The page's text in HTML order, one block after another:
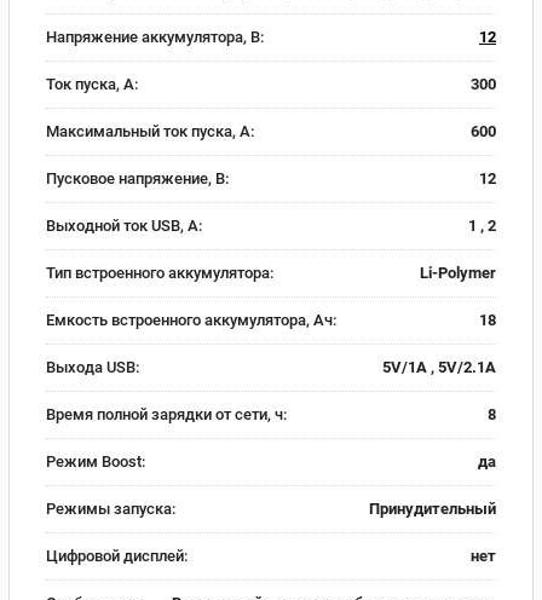
Напряжение аккумулятора, В: 12
Ток пуска, А: 300
Максимальный ток пуска, А: 600
Пусковое напряжение, В: 12
Выходной ток USB, А: 1 , 2
Тип встроенного аккумулятора: Li-Polymer
Емкость встроенного аккумулятора, Ач: 18
Выхода USB: 5V/1A , 5V/2.1A
Время полной зарядки от сети, ч: 8
Режим Boost: да
Режимы запуска: Принудительный
Цифровой дисплей: нет